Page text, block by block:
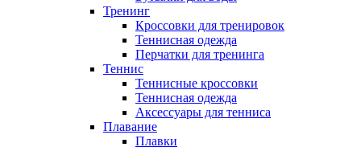
Тренинг
Кроссовки для тренировок
Теннисная одежда
Перчатки для тренинга
Теннис
Теннисные кроссовки
Теннисная одежда
Аксессуары для тенниса
Плавание
Плавки